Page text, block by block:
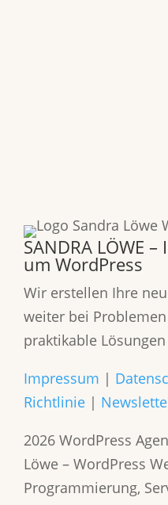
SANDRA LÖWE
um WordPress
Wir erstellen Ihre
weiter bei
praktikable
Impressum |
Richtlinie |
2026 WordPress
Löwe – WordPress
Programmierung,